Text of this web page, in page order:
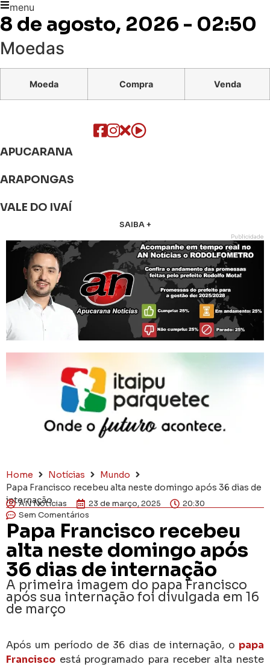
menu
8 de agosto, 2026 - 02:50
Moedas
Moeda Compra Venda
APUCARANA
ARAPONGAS
VALE DO IVAÍ
SAIBA +
Publicidade
Home Notícias
Mundo
Papa Francisco recebeu alta neste domingo após 36 dias de
internação
AN Notícias 23 de março, 2025
20:30
Sem Comentários
Papa Francisco recebeu
alta neste domingo após
36 dias de internação
A primeira imagem do papa Francisco
após sua internação foi divulgada em 16
de março
Após um período de 36 dias de internação, o papa
Francisco está programado para receber alta neste